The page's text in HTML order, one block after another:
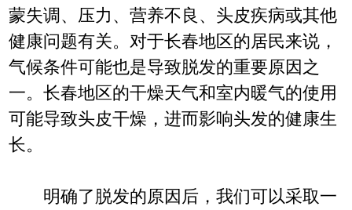
蒙失调、压力、营养不良、头皮疾病或其他
健康问题有关。对于长春地区的居民来说，
气候条件可能也是导致脱发的重要原因之
一。长春地区的干燥天气和室内暖气的使用
可能导致头皮干燥，进而影响头发的健康生
长。
明确了脱发的原因后，我们可以采取一